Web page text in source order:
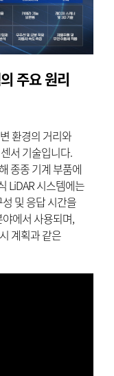
주요 원리
환경의 거리와
서 기술입니다.
종종 기계 부품에
LiDAR 시스템에는
및 응답 시간을
에서 사용되며,
계획과 같은